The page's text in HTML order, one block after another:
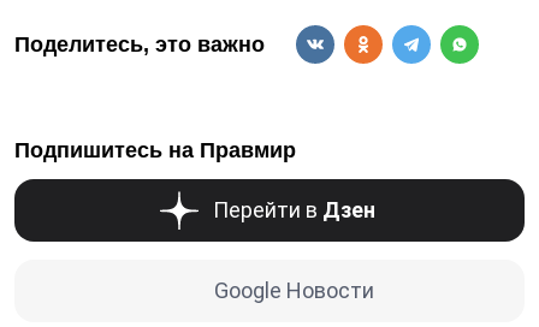
Поделитесь, это важно
Подпишитесь на Правмир
Перейти в Дзен
Google Новости